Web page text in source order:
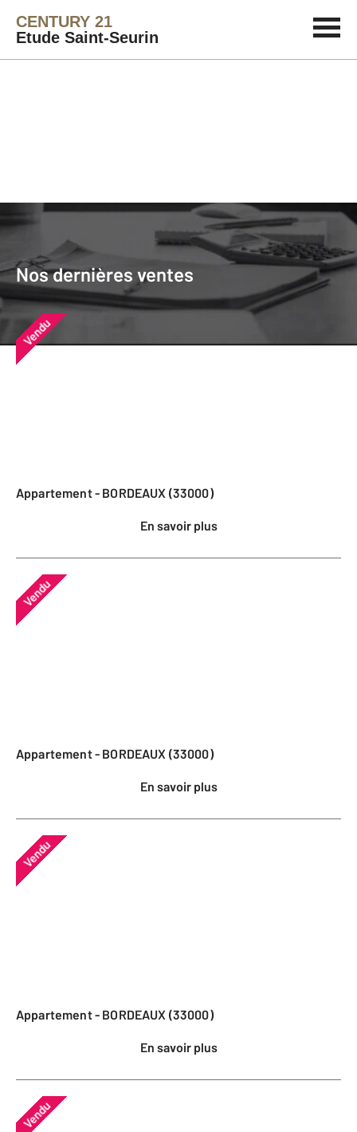
CENTURY 21
Etude Saint-Seurin
Nos dernières ventes
Nos dernières ventes
Nos derniers biens vendus près de
chez vous
Vendu
Appartement - BORDEAUX (33000)
En savoir plus
Vendu
Appartement - BORDEAUX (33000)
En savoir plus
Vendu
Appartement - BORDEAUX (33000)
En savoir plus
Vendu